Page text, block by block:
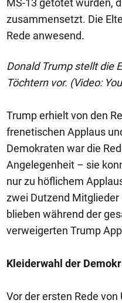
MS-13 getötet wurden,
zusammensetzt. Die
Rede anwesend.
Donald Trump stellt die
Töchtern vor. (Video:
Trump erhielt von den
frenetischen Applaus
Demokraten war die
Angelegenheit – sie
nur zu höflichem
zwei Dutzend
blieben während der
verweigerten Trump
Kleiderwahl der
Vor der ersten Rede